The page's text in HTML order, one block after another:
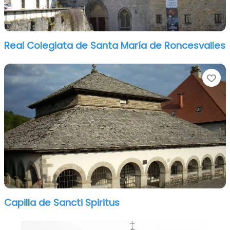
Real Colegiata de Santa María de Roncesvalles
Capilla de Sancti Spiritus